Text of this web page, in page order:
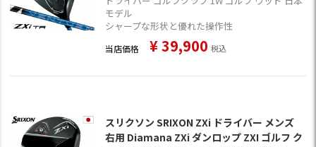
モデル
シャープな形状と優れた操作性
当店価格 ¥39,900 税込
スリクソン SRIXON ZXi ドライバー メンズ
右用 Diamana ZXi ダンロップ ZXI ゴルフ ク